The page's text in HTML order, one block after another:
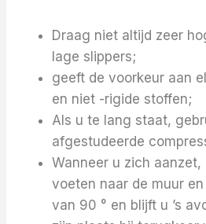
Draag niet altijd zeer
lage slippers;
geeft de voorkeur aan
en niet -rigide stoffen;
Als u te lang staat,
afgestudeerde
Wanneer u zich
voeten naar de muur
van 90 ° en blijft u ’s